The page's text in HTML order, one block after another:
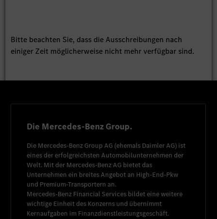
Bitte beachten Sie, dass die Ausschreibungen nach
einiger Zeit möglicherweise nicht mehr verfügbar sind.
Die Mercedes-Benz Group.
Die Mercedes-Benz Group AG (ehemals Daimler AG) ist
eines der erfolgreichsten Automobilunternehmen der
Welt. Mit der Mercedes-Benz AG bietet das
Unternehmen ein breites Angebot an High-End-Pkw
und Premium-Transportern an.
Mercedes-Benz Financial Services bildet eine weitere
wichtige Einheit des Konzerns und übernimmt
Kernaufgaben im Finanzdienstleistungsgeschäft.